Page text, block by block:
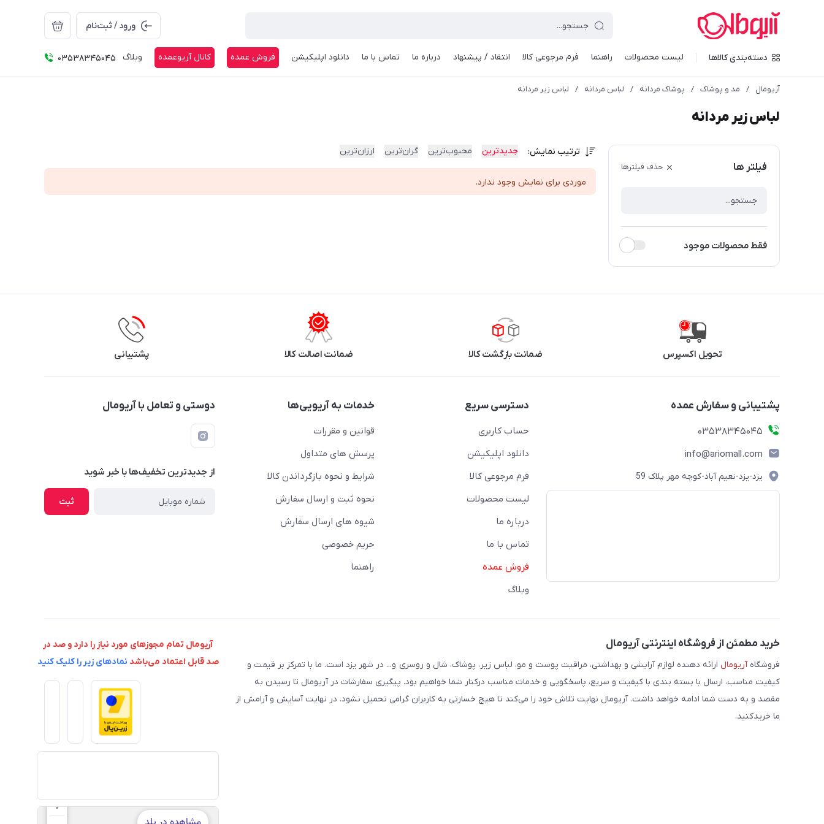
ورود / ثبت‌نام
دسته‌بندی کالاها لیست محصولات راهنما فرم مرجوعی کالا انتقاد / پیشنهاد درباره ما تماس با ما دانلود اپلیکیشن فروش عمده کانال آریوعمده وبلاگ 03538345045
آریومال / مد و پوشاک / پوشاک مردانه / لباس مردانه / لباس زیر مردانه
لباس زیر مردانه
فیلتر ها حذف فیلترها
فقط محصولات موجود
ترتیب نمایش: جدیدترین محبوب‌ترین گران‌ترین ارزان‌ترین
موردی برای نمایش وجود ندارد.
تحویل اکسپرس ضمانت بازگشت کالا ضمانت اصالت کالا پشتیبانی
پشتیبانی و سفارش عمده
03538345045
info@ariomall.com
یزد-یزد-نعیم آباد-کوچه مهر پلاک 59
دسترسی سریع
حساب کاربری
دانلود اپلیکیشن
فرم مرجوعی کالا
لیست محصولات
درباره ما
تماس با ما
فروش عمده
وبلاگ
خدمات به آریویی‌ها
قوانین و مقررات
پرسش های متداول
شرایط و نحوه بازگرداندن کالا
نحوه ثبت و ارسال سفارش
شیوه های ارسال سفارش
حریم خصوصی
راهنما
دوستی و تعامل با آریومال
از جدید‌ترین تخفیف‌ها با‌ خبر شوید
ثبت
خرید مطمئن از فروشگاه اینترنتی آریومال
فروشگاهآریومال ارائه دهنده لوازم آرایشی و بهداشتی، مراقبت پوست و مو، لباس زیر، پوشاک، شال و روسری و... در شهر یزد است. ما با تمرکز بر قیمت و
کیفیت مناسب، ارسال با بسته بندی با کیفیت و سریع، پاسخگویی و خدمات مناسب درکنار شما خواهیم بود. پیگیری سفارشات در آریومال تا رسیدن به
مقصد و به دست شما ادامه خواهد داشت. آریومال نهایت تلاش خود را می‌کند تا هیچ خسارتی به کاربران گرامی تحمیل نشود. در نهایت آسایش و آرامش از
ما خریدکنید.
آریومال تمام مجوزهای مورد نیاز را دارد و صد در
صد قابل اعتماد می‌باشد نمادهای زیر را کلیک کنید